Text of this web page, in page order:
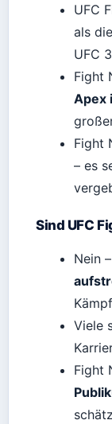
UFC
als
UFC
Fight
Apex
Fight
– es
Sind UFC
Nein
Viele
Fight